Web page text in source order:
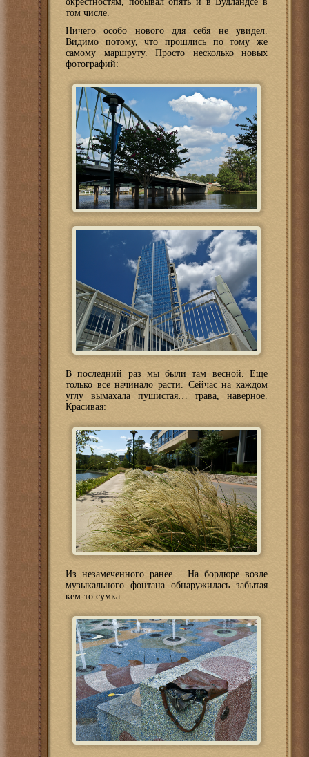
том числе.
Ничего особо нового для себя не увидел.
Видимо потому, что прошлись по тому же
самому маршруту. Просто несколько новых
фотографий:
В последний раз мы были там весной. Еще
только все начинало расти. Сейчас на каждом
углу вымахала пушистая… трава, наверное.
Красивая:
Из незамеченного ранее… На бордюре возле
музыкального фонтана обнаружилась забытая
кем-то сумка: